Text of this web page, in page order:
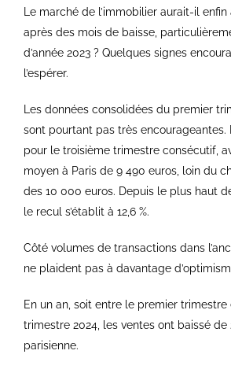
Le marché de l’immobilier aurait-il
après des mois de baisse,
d’année 2023 ? Quelques signes
l’espérer.
Les données consolidées du premier
sont pourtant pas très encourageantes.
pour le troisième trimestre consécutif,
moyen à Paris de 9 490 euros, loin du
des 10 000 euros. Depuis le plus haut
le recul s’établit à 12,6 %.
Côté volumes de transactions dans
ne plaident pas à davantage
En un an, soit entre le premier
trimestre 2024, les ventes ont baissé de
parisienne.